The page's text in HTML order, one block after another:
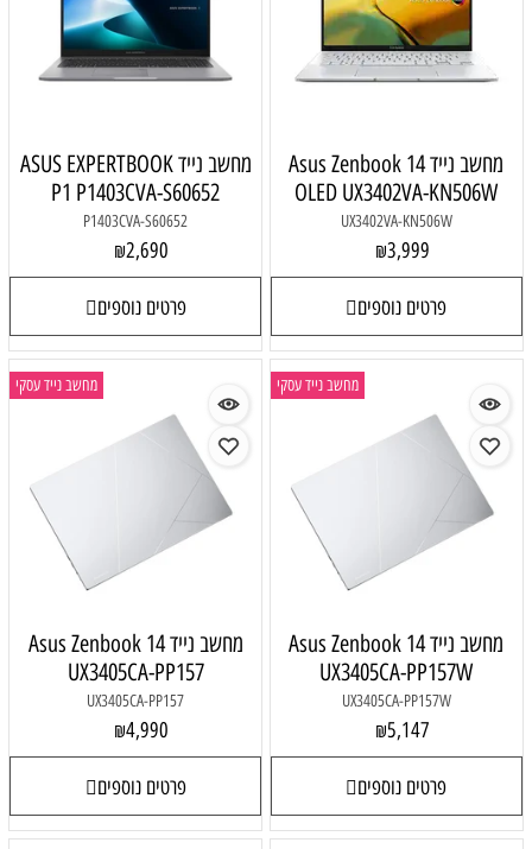
מחשב נייד Asus Zenbook 14
OLED UX3402VA-KN506W
UX3402VA-KN506W
₪3,999
פרטים נוספים
מחשב נייד ASUS EXPERTBOOK
P1 P1403CVA-S60652
P1403CVA-S60652
₪2,690
פרטים נוספים
מחשב נייד עסקי
מחשב נייד Asus Zenbook 14
UX3405CA-PP157W
UX3405CA-PP157W
₪5,147
פרטים נוספים
מחשב נייד עסקי
מחשב נייד Asus Zenbook 14
UX3405CA-PP157
UX3405CA-PP157
₪4,990
פרטים נוספים